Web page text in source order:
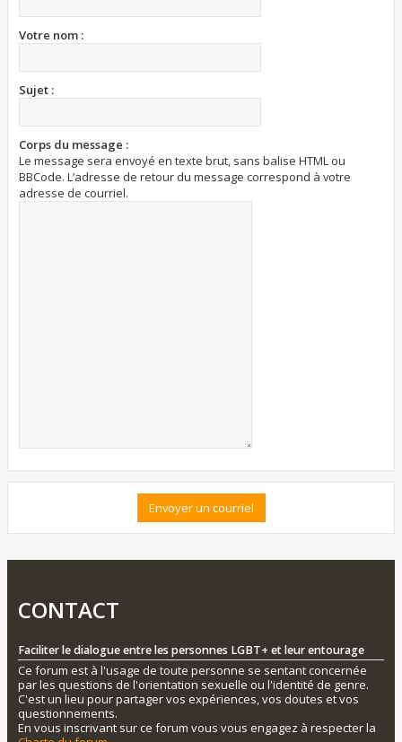
Votre nom :
Sujet :
Corps du message :
Le message sera envoyé en texte brut, sans balise HTML ou
BBCode. L’adresse de retour du message correspond à votre
adresse de courriel.
CONTACT
Faciliter le dialogue entre les personnes LGBT+ et leur entourage
Ce forum est à l'usage de toute personne se sentant concernée
par les questions de l'orientation sexuelle ou l'identité de genre.
C'est un lieu pour partager vos expériences, vos doutes et vos
questionnements.
En vous inscrivant sur ce forum vous vous engagez à respecter la